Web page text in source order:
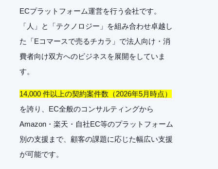
ECプラットフォーム運営を行う会社です。
「人」と「テクノロジー」を組み合わせ卓越し
た「Eコマースで売るチカラ」で法人向け・消
費者向け双方へのビジネスを展開をしていま
す。
14,000 件以上の契約案件数（2026年5月時点）
を誇り、EC全般のコンサルティングから
Amazon・楽天・自社EC等のプラットフォーム
別の支援まで、顧客の課題に応じた幅広い支援
が可能です。